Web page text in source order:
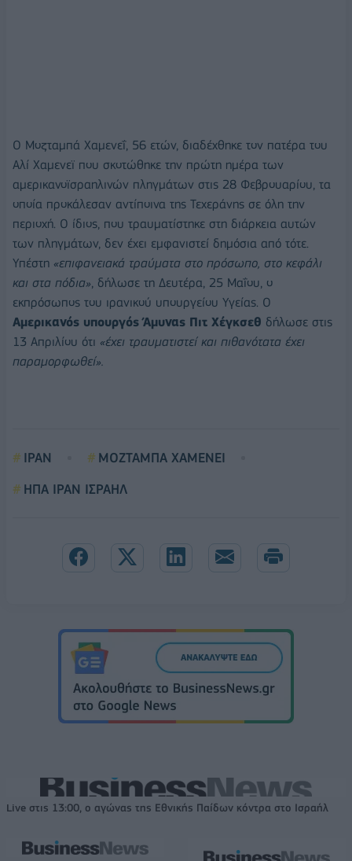
Ο Μοζταμπά Χαμενεΐ, 56 ετών, διαδέχθηκε τον πατέρα του
Αλί Χαμενεϊ που σκοτώθηκε την πρώτη ημέρα των
αμερικανοϊσραηλινών πληγμάτων στις 28 Φεβρουαρίου, τα
οποία προκάλεσαν αντίποινα της Τεχεράνης σε όλη την
περιοχή. Ο ίδιος, που τραυματίστηκε στη διάρκεια αυτών
των πληγμάτων, δεν έχει εμφανιστεί δημόσια από τότε.
Υπέστη «επιφανειακά τραύματα στο πρόσωπο, στο κεφάλι
και στα πόδια», δήλωσε τη Δευτέρα, 25 Μαΐου, ο
εκπρόσωπος του ιρανικού υπουργείου Υγείας. Ο
Αμερικανός υπουργός Άμυνας Πιτ Χέγκσεθ δήλωσε στις
13 Απριλίου ότι «έχει τραυματιστεί και πιθανότατα έχει
παραμορφωθεί».
ΙΡΑΝ
ΜΟΖΤΑΜΠΑ ΧΑΜΕΝΕΙ
ΗΠΑ ΙΡΑΝ ΙΣΡΑΗΛ
Live στις 13:00, ο αγώνας της Εθνικής Παίδων κόντρα στο Ισραήλ